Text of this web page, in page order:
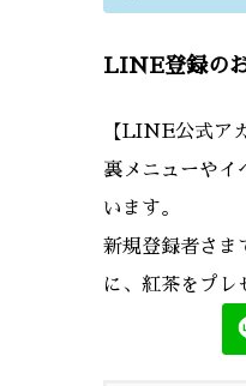
LINE登録の
【LINE公式ア
裏メニューやイ
います。
新規登録者さま
に、紅茶をプレ